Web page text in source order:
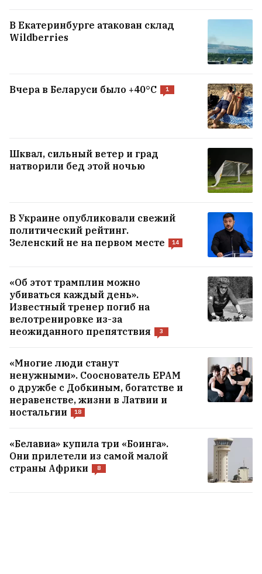
В Екатеринбурге атакован склад
Wildberries
Вчера в Беларуси было +40°C 1
Шквал, сильный ветер и град
натворили бед этой ночью
В Украине опубликовали свежий
политический рейтинг.
Зеленский не на первом месте
14
«Об этот трамплин можно
убиваться каждый день».
Известный тренер погиб на
велотренировке из-за
неожиданного препятствия
3
«Многие люди станут
ненужными». Сооснователь EPAM
о дружбе с Добкиным, богатстве и
неравенстве, жизни в Латвии и
ностальгии
18
«Белавиа» купила три «Боинга».
Они прилетели из самой малой
страны Африки
8